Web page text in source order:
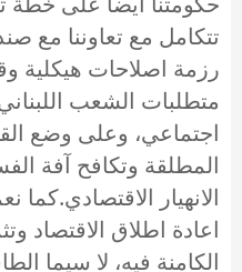
تتكامل مع تعاوننا مع
رزمة اصلاحات هيكلية
متطلبات الشعب
اجتماعي، وعلى وضع
المطلقة وتكافح آفة
الانهيار
اعادة اطلاق الاقتصاد
الكامنة فيه، لا سيما